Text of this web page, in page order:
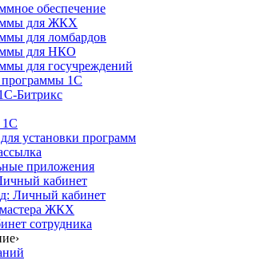
обеспечение
для ЖКХ
для ломбардов
для НКО
для госучреждений
программы 1С
Битрикс
1С
установки программ
приложения
кабинет
Личный кабинет
ЖКХ
сотрудника
›